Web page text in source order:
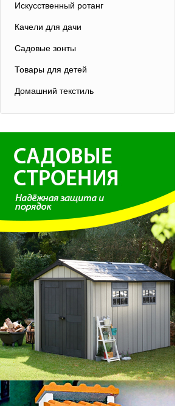
Искусственный ротанг
Качели для дачи
Садовые зонты
Товары для детей
Домашний текстиль